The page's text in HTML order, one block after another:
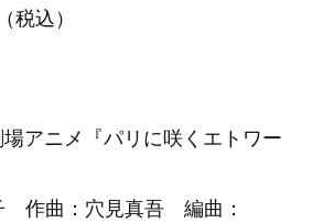
税込）
アニメ『パリに咲くエトワー
作曲：穴見真吾 編曲：